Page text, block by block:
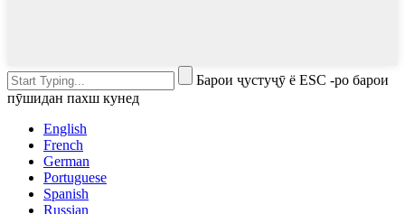
Барои ҷустуҷӯ ё ESC -ро барои
пӯшидан пахш кунед
English
French
German
Portuguese
Spanish
Russian